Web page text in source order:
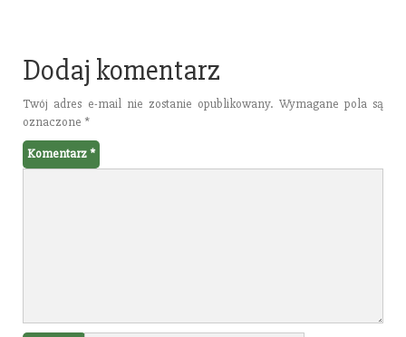
Dodaj komentarz
Twój adres e-mail nie zostanie opublikowany. Wymagane pola są
oznaczone *
Komentarz*